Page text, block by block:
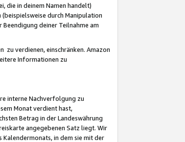
die in deinem Namen handelt)
durch Manipulation
deiner Teilnahme am
zu verdienen, einschränken. Amazon
Informationen zu
interne Nachverfolgung zu
Monat verdient hast,
Betrag in der Landeswährung
angegebenen Satz liegt. Wir
in dem sie mit der